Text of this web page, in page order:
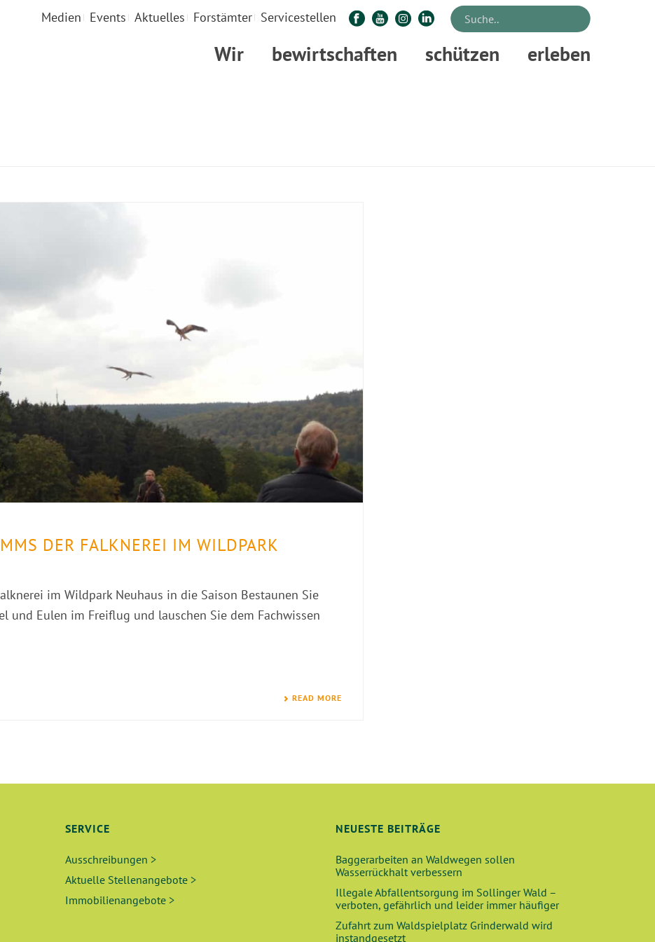
Medien Events Aktuelles Forstämter Servicestellen
Wir bewirtschaften schützen erleben
DER FALKNEREI IM WILDPARK
im Wildpark Neuhaus in die Saison Bestaunen Sie
und Eulen im Freiflug und lauschen Sie dem Fachwissen
READ MORE
SERVICE
Ausschreibungen >
Aktuelle Stellenangebote >
Immobilienangebote >
NEUESTE BEITRÄGE
Baggerarbeiten an Waldwegen sollen
Wasserrückhalt verbessern
Illegale Abfallentsorgung im Sollinger Wald –
verboten, gefährlich und leider immer häufiger
Zufahrt zum Waldspielplatz Grinderwald wird
instandgesetzt